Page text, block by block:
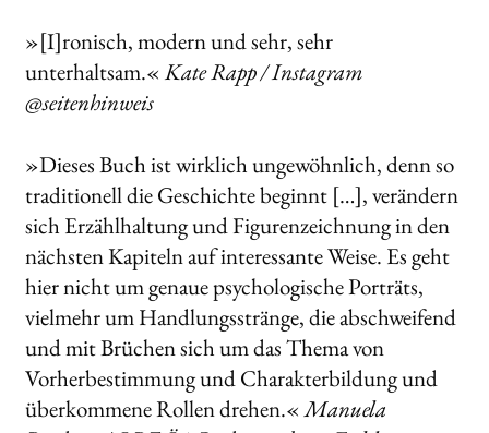
»[I]ronisch, modern und sehr, sehr
unterhaltsam.«Kate Rapp / Instagram
@seitenhinweis
»Dieses Buch ist wirklich ungewöhnlich, denn so
traditionell die Geschichte beginnt […], verändern
sich Erzählhaltung und Figurenzeichnung in den
nächsten Kapiteln auf interessante Weise. Es geht
hier nicht um genaue psychologische Porträts,
vielmehr um Handlungsstränge, die abschweifend
und mit Brüchen sich um das Thema von
Vorherbestimmung und Charakterbildung und
überkommene Rollen drehen.«Manuela